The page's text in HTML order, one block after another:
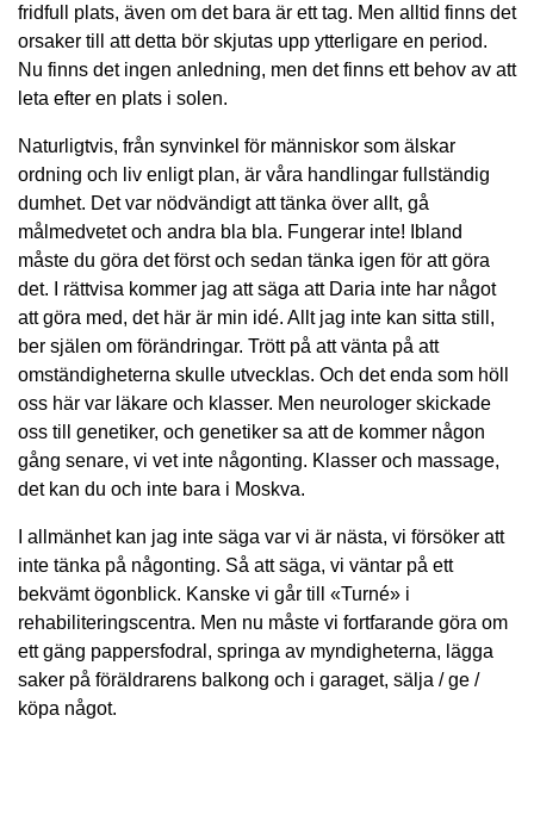
fridfull plats, även om det bara är ett tag. Men alltid finns det
orsaker till att detta bör skjutas upp ytterligare en period.
Nu finns det ingen anledning, men det finns ett behov av att
leta efter en plats i solen.
Naturligtvis, från synvinkel för människor som älskar
ordning och liv enligt plan, är våra handlingar fullständig
dumhet. Det var nödvändigt att tänka över allt, gå
målmedvetet och andra bla bla. Fungerar inte! Ibland
måste du göra det först och sedan tänka igen för att göra
det. I rättvisa kommer jag att säga att Daria inte har något
att göra med, det här är min idé. Allt jag inte kan sitta still,
ber själen om förändringar. Trött på att vänta på att
omständigheterna skulle utvecklas. Och det enda som höll
oss här var läkare och klasser. Men neurologer skickade
oss till genetiker, och genetiker sa att de kommer någon
gång senare, vi vet inte någonting. Klasser och massage,
det kan du och inte bara i Moskva.
I allmänhet kan jag inte säga var vi är nästa, vi försöker att
inte tänka på någonting. Så att säga, vi väntar på ett
bekvämt ögonblick. Kanske vi går till «Turné» i
rehabiliteringscentra. Men nu måste vi fortfarande göra om
ett gäng pappersfodral, springa av myndigheterna, lägga
saker på föräldrarens balkong och i garaget, sälja / ge /
köpa något.